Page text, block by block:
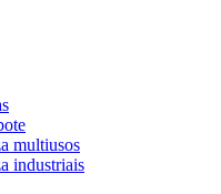
multiusos
industriais